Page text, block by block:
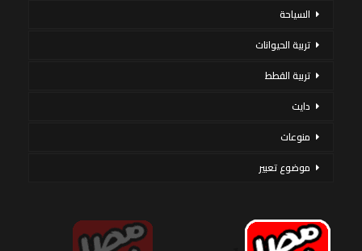
السياحة
تربية الحيوانات
تربية القطط
دايت
منوعات
موضوع تعبير